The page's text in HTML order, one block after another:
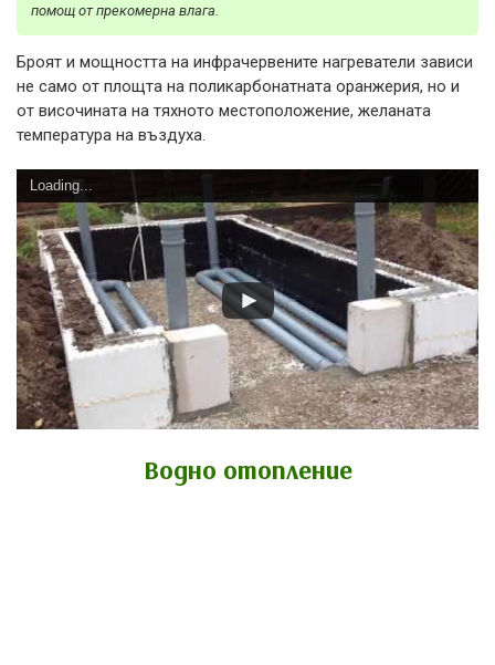
помощ от прекомерна влага.
Броят и мощността на инфрачервените нагреватели зависи
не само от площта на поликарбонатната оранжерия, но и
от височината на тяхното местоположение, желаната
температура на въздуха.
Loading...
Водно отопление